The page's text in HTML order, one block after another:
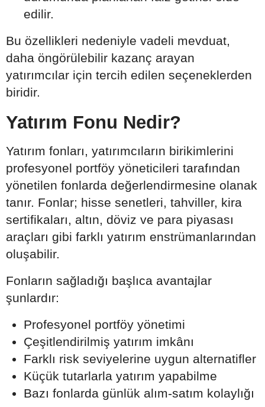
edilir.
Bu özellikleri nedeniyle vadeli mevduat,
daha öngörülebilir kazanç arayan
yatırımcılar için tercih edilen seçeneklerden
biridir.
Yatırım Fonu Nedir?
Yatırım fonları, yatırımcıların birikimlerini
profesyonel portföy yöneticileri tarafından
yönetilen fonlarda değerlendirmesine olanak
tanır. Fonlar; hisse senetleri, tahviller, kira
sertifikaları, altın, döviz ve para piyasası
araçları gibi farklı yatırım enstrümanlarından
oluşabilir.
Fonların sağladığı başlıca avantajlar
şunlardır:
Profesyonel portföy yönetimi
Çeşitlendirilmiş yatırım imkânı
Farklı risk seviyelerine uygun alternatifler
Küçük tutarlarla yatırım yapabilme
Bazı fonlarda günlük alım-satım kolaylığı